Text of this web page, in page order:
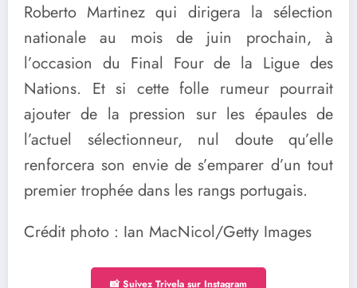
Roberto Martinez qui dirigera la sélection
nationale au mois de juin prochain, à
l’occasion du Final Four de la Ligue des
Nations. Et si cette folle rumeur pourrait
ajouter de la pression sur les épaules de
l’actuel sélectionneur, nul doute qu’elle
renforcera son envie de s’emparer d’un tout
premier trophée dans les rangs portugais.
Crédit photo : Ian MacNicol/Getty Images
📸 Suivez Trivela sur Instagram